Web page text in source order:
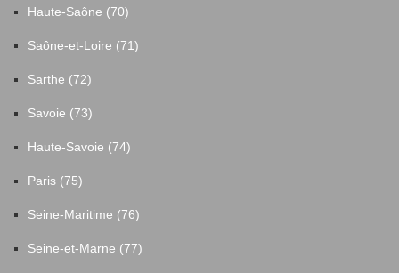
Haute-Saône (70)
Saône-et-Loire (71)
Sarthe (72)
Savoie (73)
Haute-Savoie (74)
Paris (75)
Seine-Maritime (76)
Seine-et-Marne (77)